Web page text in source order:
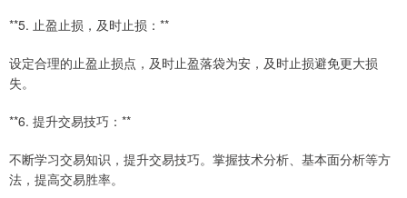
**5. 止盈止损，及时止损：**
设定合理的止盈止损点，及时止盈落袋为安，及时止损避免更大损
失。
**6. 提升交易技巧：**
不断学习交易知识，提升交易技巧。掌握技术分析、基本面分析等方
法，提高交易胜率。